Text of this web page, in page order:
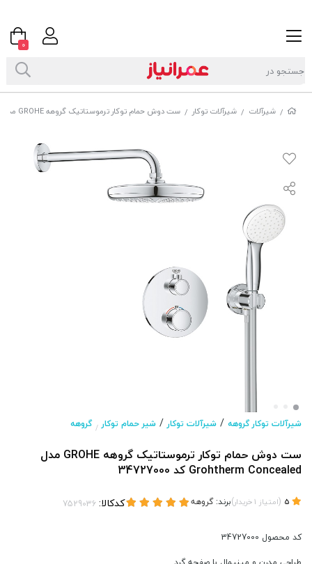
/ شیرآلات / شیرآلات توکار / ست دوش حمام توکار ترموستاتیک گروهه GROHE مدل Grohtherm Concealed کد 34727000
شیرآلات توکار گروهه / شیرآلات توکار/ شیر حمام توکار / گروهه
ست دوش حمام توکار ترموستاتیک گروهه GROHE مدل
Grohtherm Concealed کد 34727000
(امتیاز 1خریدار)برند:گروهه کدکالا:
کد محصول 34727000
0